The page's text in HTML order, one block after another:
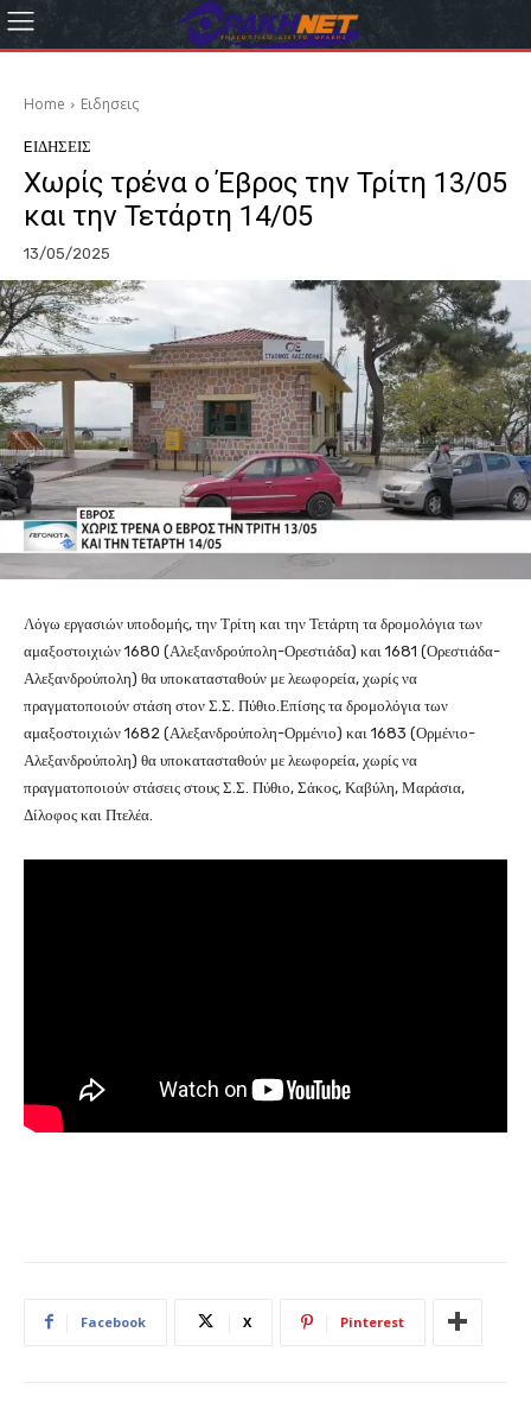
Home Eιδησεις
EΙΔΗΣΕΙΣ
Χωρίς τρένα ο Έβρος την Τρίτη 13/05
και την Τετάρτη 14/05
13/05/2025
Λόγω εργασιών υποδομής, την Τρίτη και την Τετάρτη τα δρομολόγια των
αμαξοστοιχιών 1680 (Αλεξανδρούπολη-Ορεστιάδα) και 1681 (Ορεστιάδα-
Αλεξανδρούπολη) θα υποκατασταθούν με λεωφορεία, χωρίς να
πραγματοποιούν στάση στον Σ.Σ. Πύθιο.Επίσης τα δρομολόγια των
αμαξοστοιχιών 1682 (Αλεξανδρούπολη-Ορμένιο) και 1683 (Ορμένιο-
Αλεξανδρούπολη) θα υποκατασταθούν με λεωφορεία, χωρίς να
πραγματοποιούν στάσεις στους Σ.Σ. Πύθιο, Σάκος, Καβύλη, Μαράσια,
Δίλοφος και Πτελέα.
Facebook X Pinterest